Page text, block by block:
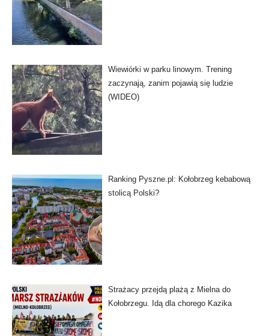
Wiewiórki w parku linowym. Trening
zaczynają, zanim pojawią się ludzie
(WIDEO)
Ranking Pyszne.pl: Kołobrzeg kebabową
stolicą Polski?
Strażacy przejdą plażą z Mielna do
Kołobrzegu. Idą dla chorego Kazika